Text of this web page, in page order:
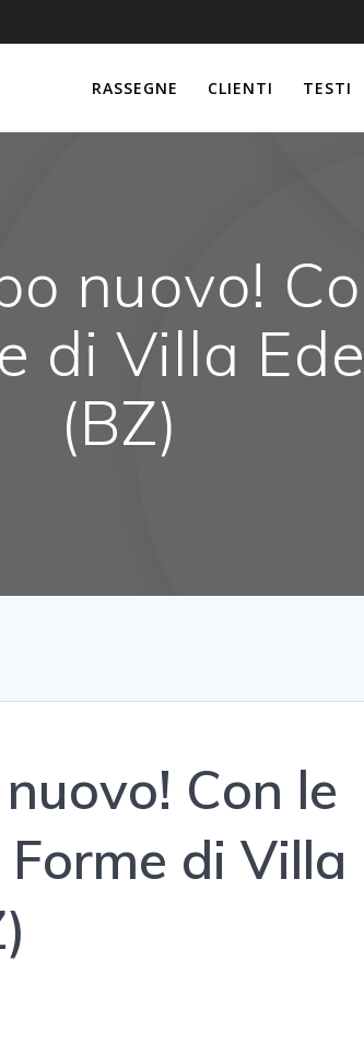
RASSEGNE CLIENTI TESTI
nuovo!
di Villa
(BZ)
Con le
di Villa